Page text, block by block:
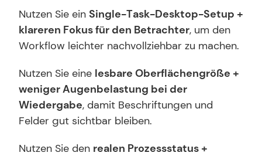
Nutzen Sie ein Single-Task-Desktop-Setup +
klareren Fokus für den Betrachter, um den
Workflow leichter nachvollziehbar zu machen.
Nutzen Sie eine lesbare Oberflächengröße +
weniger Augenbelastung bei der
Wiedergabe, damit Beschriftungen und
Felder gut sichtbar bleiben.
Nutzen Sie den realen Prozessstatus +